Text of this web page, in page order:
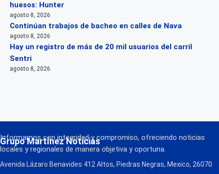
huesos: Hunter
agosto 8, 2026
Continúan trabajos de bacheo en calles de Nava
agosto 8, 2026
Hay un registro de más de 20 mil usuarios del carril
Sentri
agosto 8, 2026
Grupo Martínez Noticias
Informamos con integridad y compromiso, ofreciendo noticias
locales y regionales de manera objetiva y oportuna.
Avenida Lázaro Benavides 412 Altos, Piedras Negras, Mexico, 26070